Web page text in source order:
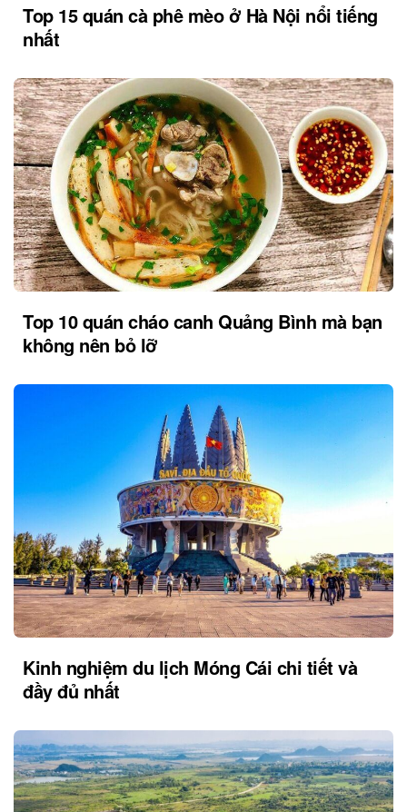
Top 15 quán cà phê mèo ở Hà Nội nổi tiếng
nhất
Top 10 quán cháo canh Quảng Bình mà bạn
không nên bỏ lỡ
Kinh nghiệm du lịch Móng Cái chi tiết và
đầy đủ nhất